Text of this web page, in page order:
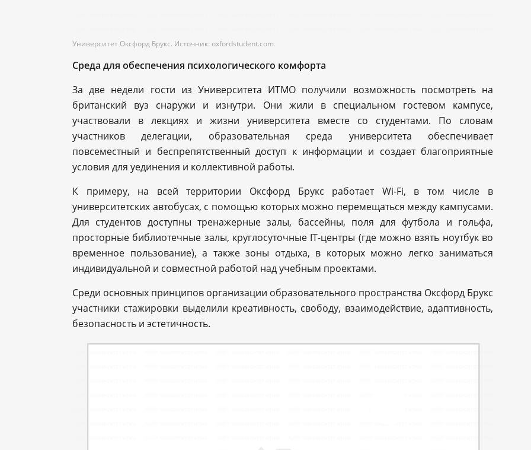
Университет Оксфорд Брукс. Источник: oxfordstudent.com
Среда для обеспечения психологического комфорта
За две недели гости из Университета ИТМО получили возможность посмотреть на
британский вуз снаружи и изнутри. Они жили в специальном гостевом кампусе,
участвовали в лекциях и жизни университета вместе со студентами. По словам
участников делегации, образовательная среда университета обеспечивает
повсеместный и беспрепятственный доступ к информации и создает благоприятные
условия для уединения и коллективной работы.
К примеру, на всей территории Оксфорд Брукс работает Wi-Fi, в том числе в
университетских автобусах, с помощью которых можно перемещаться между кампусами.
Для студентов доступны тренажерные залы, бассейны, поля для футбола и гольфа,
просторные библиотечные залы, круглосуточные IT-центры (где можно взять ноутбук во
временное пользование), а также зоны отдыха, в которых можно легко заниматься
индивидуальной и совместной работой над учебным проектами.
Среди основных принципов организации образовательного пространства Оксфорд Брукс
участники стажировки выделили креативность, свободу, взаимодействие, адаптивность,
безопасность и эстетичность.